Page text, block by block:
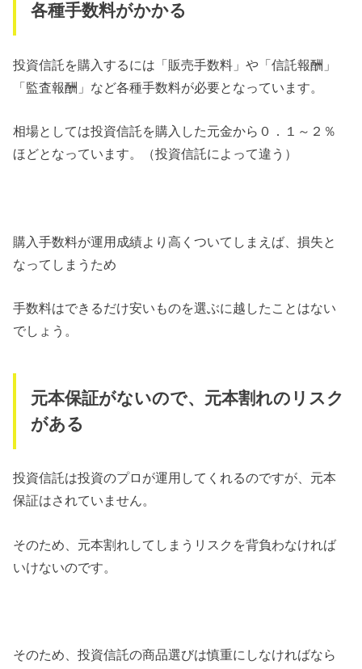
各種手数料がかかる
投資信託を購入するには「販売手数料」や「信託報酬」
「監査報酬」など各種手数料が必要となっています。
相場としては投資信託を購入した元金から０．１～２％
ほどとなっています。（投資信託によって違う）
購入手数料が運用成績より高くついてしまえば、損失と
なってしまうため
手数料はできるだけ安いものを選ぶに越したことはない
でしょう。
元本保証がないので、元本割れのリスク
がある
投資信託は投資のプロが運用してくれるのですが、元本
保証はされていません。
そのため、元本割れしてしまうリスクを背負わなければ
いけないのです。
そのため、投資信託の商品選びは慎重にしなければなら